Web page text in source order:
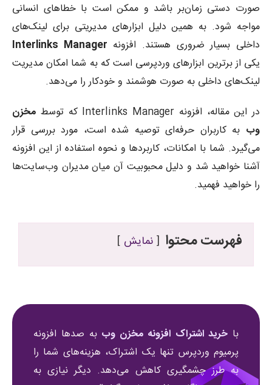
صورت دستی زمان‌بر باشد و ممکن است با خطاهای انسانی
مواجه شود. به همین دلیل ابزارهای مدیریتی برای لینک‌های
داخلی بسیار ضروری هستند. افزونه Interlinks Manager
یکی از برترین ابزارهای وردپرسی است که به شما امکان مدیریت
لینک‌های داخلی به صورت هوشمند و خودکار را می‌دهد.
در این مقاله، افزونه Interlinks Manager که توسط
مخزن
وب به کاربران حرفه‌ای توصیه شده است، مورد بررسی قرار
می‌گیرد. شما با امکانات، کاربردها و نحوه استفاده از این افزونه
آشنا خواهید شد و دلیل محبوبیت آن میان مدیران وب‌سایت‌ها
را خواهید فهمید.
فهرست محتوا نمایش
با خرید اشتراک افزونه مخزن وب به صدها افزونه
پرمیوم وردپرس تنها یک اشتراک، هزینه‌های شما را
به طرز چشمگیری کاهش می‌دهد. دیگر نیازی به